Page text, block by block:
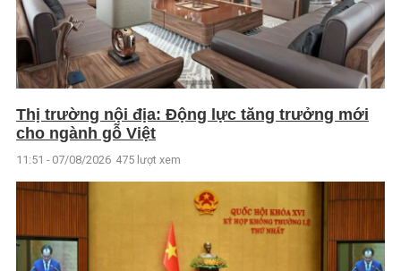
Thị trường nội địa: Động lực tăng trưởng mới
cho ngành gỗ Việt
11:51 - 07/08/2026 475 lượt xem